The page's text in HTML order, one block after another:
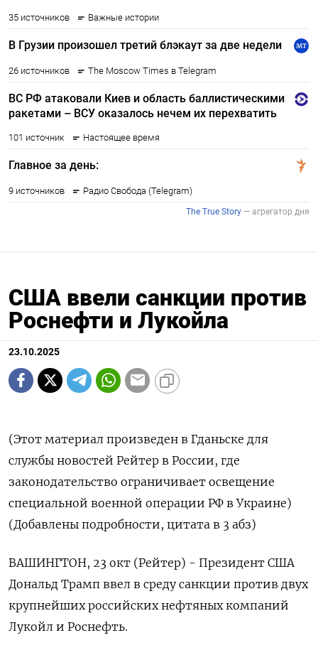
США ввели санкции против
Роснефти и Лукойла
23.10.2025
(Этот материал произведен в Гданьске для
службы новостей Рейтер в России, где
законодательство ограничивает освещение
специальной военной операции РФ в Украине)
(Добавлены подробности, цитата в 3 абз)
ВАШИНГТОН, 23 окт (Рейтер) - Президент США
Дональд Трамп ввел в среду санкции против двух
крупнейших российских нефтяных компаний
Лукойл и Роснефть.